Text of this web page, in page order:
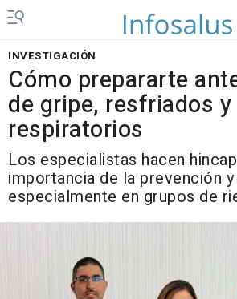
INVESTIGACIÓN
Cómo prepararte
de gripe, resfriados
respiratorios
Los especialistas hacen
importancia de la prevención
especialmente en grupos de